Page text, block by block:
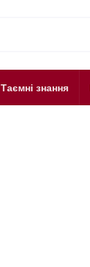
Таємні знання